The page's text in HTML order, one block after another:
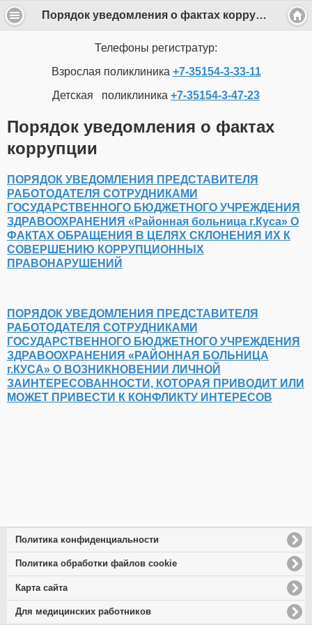
Порядок уведомления о фактах коррупции
Телефоны регистратур:
Взрослая поликлиника +7-35154-3-33-11
Детская поликлиника +7-35154-3-47-23
Порядок уведомления о фактах
коррупции
ПОРЯДОК УВЕДОМЛЕНИЯ ПРЕДСТАВИТЕЛЯ
РАБОТОДАТЕЛЯ СОТРУДНИКАМИ
ГОСУДАРСТВЕННОГО БЮДЖЕТНОГО УЧРЕЖДЕНИЯ
ЗДРАВООХРАНЕНИЯ «Районная больница г.Куса» О
ФАКТАХ ОБРАЩЕНИЯ В ЦЕЛЯХ СКЛОНЕНИЯ ИХ К
СОВЕРШЕНИЮ КОРРУПЦИОННЫХ
ПРАВОНАРУШЕНИЙ
ПОРЯДОК УВЕДОМЛЕНИЯ ПРЕДСТАВИТЕЛЯ
РАБОТОДАТЕЛЯ СОТРУДНИКАМИ
ГОСУДАРСТВЕННОГО БЮДЖЕТНОГО УЧРЕЖДЕНИЯ
ЗДРАВООХРАНЕНИЯ «РАЙОННАЯ БОЛЬНИЦА
г.КУСА» О ВОЗНИКНОВЕНИИ ЛИЧНОЙ
ЗАИНТЕРЕСОВАННОСТИ, КОТОРАЯ ПРИВОДИТ ИЛИ
МОЖЕТ ПРИВЕСТИ К КОНФЛИКТУ ИНТЕРЕСОВ
Политика конфиденциальности
Политика обработки файлов cookie
Карта сайта
Для медицинских работников